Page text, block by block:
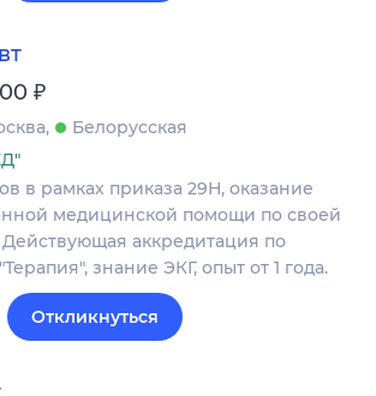
₽
Белорусская
в рамках приказа 29Н, оказание
медицинской помощи по своей
аккредитация по
знание ЭКГ, опыт от 1 года.
Откликнуться